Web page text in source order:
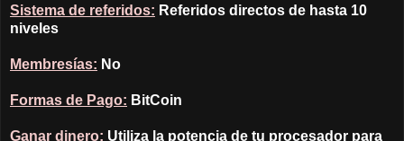
Sistema de referidos: Referidos directos de hasta 10
niveles
Membresías: No
Formas de Pago: BitCoin
Ganar dinero: Utiliza la potencia de tu procesador para